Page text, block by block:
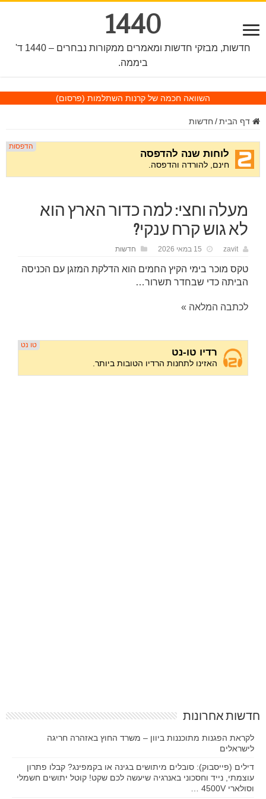
1440
חדשות, מבזקי חדשות ומאמרים ממקורות נבחרים – 1440 ד'
ביממה.
השוואה חכמה של קרנות השתלמות (פרסום)
דף הבית / חדשות
מעלה וחצי: למה כדור הארץ הוא
לא גוש קרח ענקי?
zavit 15 במאי 2026 חדשות
טקס מוכר בימי הקיץ החמים הוא הדלקת המזגן עם הכניסה
הביתה כדי שבחדר תשרור…
לכתבה המלאה »
חדשות אחרונות
לקראת הפגנות מתוכננות ביוון – משרד החוץ באזהרה חריגה
לישראלים
דילים (פייסבוק): סובלים מיתושים בגינה או בקמפינג? קבלו פתרון
עוצמתי, נייד וחסכוני באנרגיה שיעשה לכם שקט! קוטל יתושים חשמלי
וסולארי 4500V …